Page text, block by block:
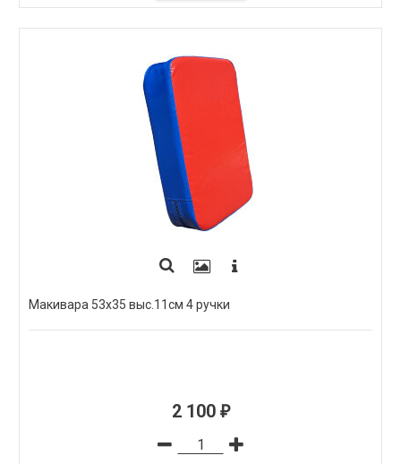
Макивара 53х35 выс.11см 4 ручки
2 100 ₽